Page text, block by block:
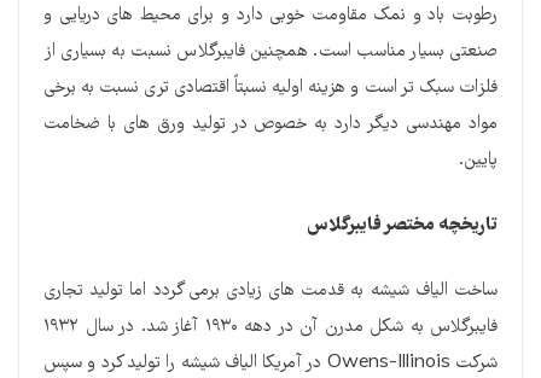
رطوبت باد و نمک مقاومت خوبی دارد و برای محیط های دریایی و
صنعتی بسیار مناسب است. همچنین فایبرگلاس نسبت به بسیاری از
فلزات سبک تر است و هزینه اولیه نسبتاً اقتصادی تری نسبت به برخی
مواد مهندسی دیگر دارد به خصوص در تولید ورق های با ضخامت
پایین.
تاریخچه مختصر فایبرگلاس
ساخت الیاف شیشه به قدمت های زیادی برمی گردد اما تولید تجاری
فایبرگلاس به شکل مدرن آن در دهه ۱۹۳۰ آغاز شد. در سال ۱۹۳۲
شرکت Owens-Illinois در آمریکا الیاف شیشه را تولید کرد و سپس